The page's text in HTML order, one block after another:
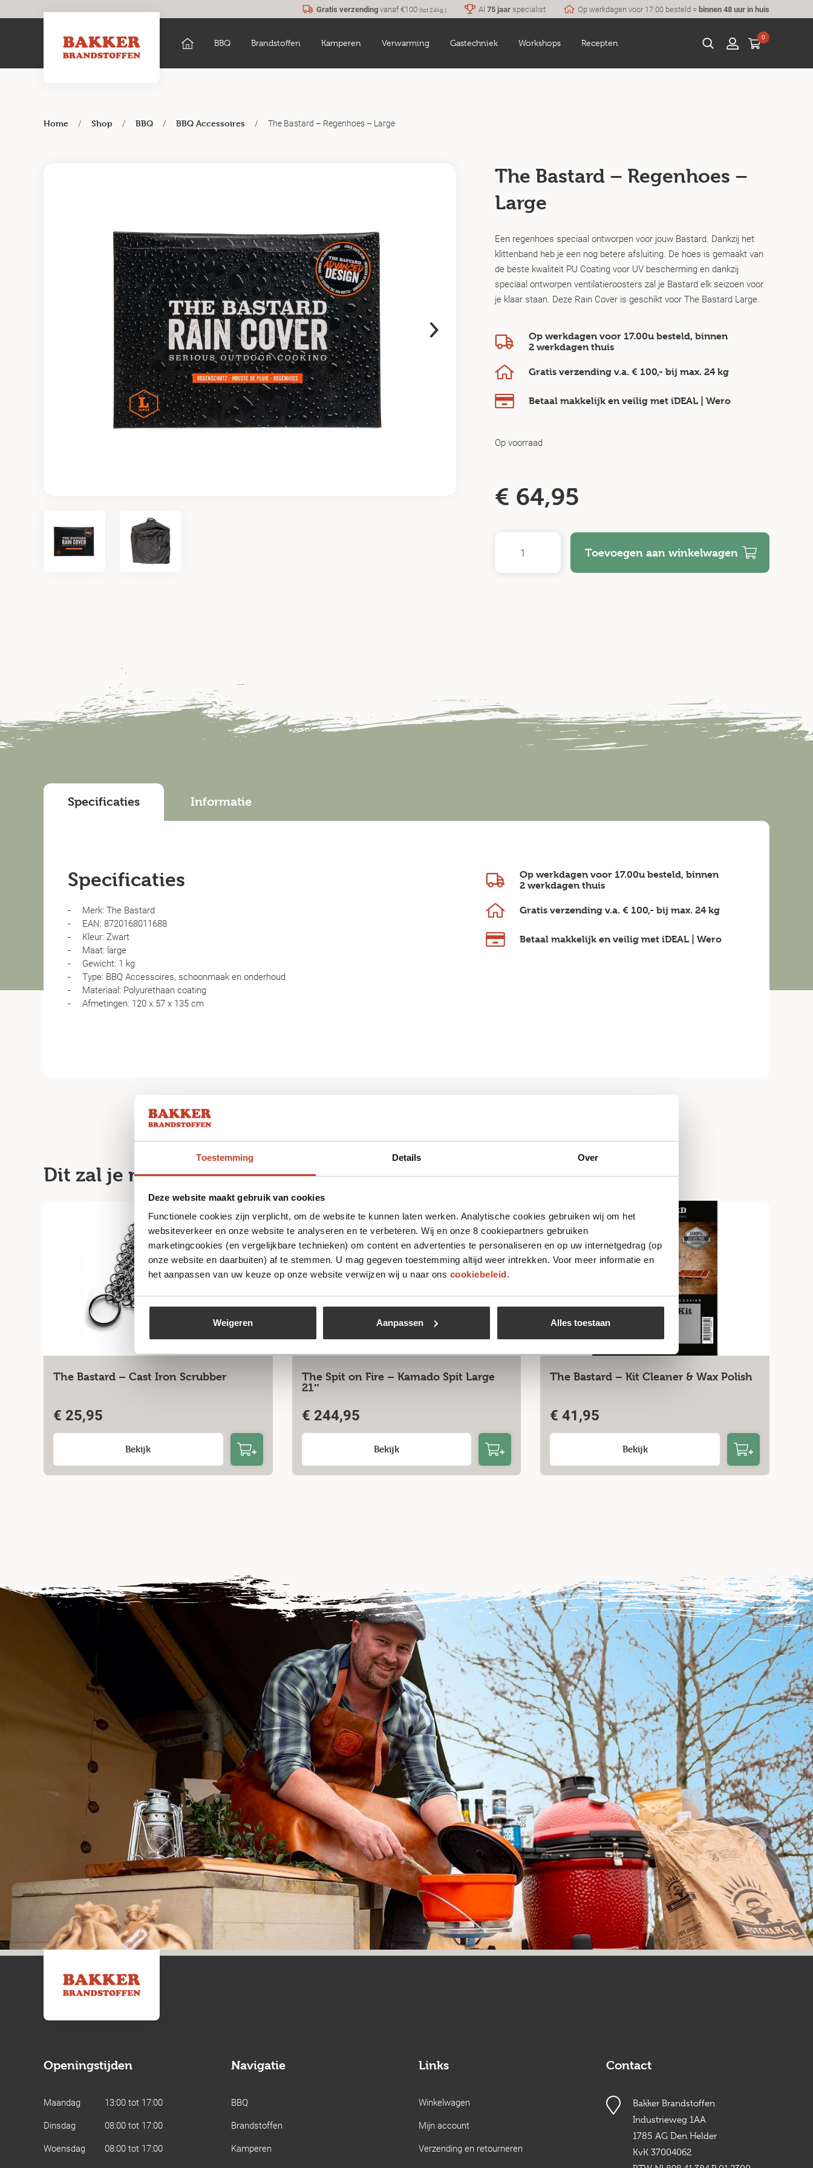
Toestemming Details Over
Deze website maakt gebruik van cookies
Functionele cookies zijn verplicht, om de website te kunnen laten werken. Analytische cookies gebruiken wij om het
websiteverkeer en onze website te analyseren en te verbeteren. Wij en onze 8 cookiepartners gebruiken
marketingcookies (en vergelijkbare technieken) om content en advertenties te personaliseren en op uw internetgedrag (op
onze website en daarbuiten) af te stemmen. U mag gegeven toestemming altijd weer intrekken. Voor meer informatie en
het aanpassen van uw keuze op onze website verwijzen wij u naar ons cookiebeleid.
Weigeren Aanpassen Alles toestaan
Gratis verzendingvanaf €100 (tot 24kg.) Al 75 jaarspecialist Op werkdagen voor 17:00 besteld =binnen 48 uur in huis
BBQ Brandstoffen Kamperen Verwarming Gastechniek Workshops Recepten
0
Home / Shop / BBQ / BBQ Accessoires / The Bastard – Regenhoes – Large
The Bastard – Regenhoes –
Large
Een regenhoes speciaal ontworpen voor jouw Bastard. Dankzij het
klittenband heb je een nog betere afsluiting. De hoes is gemaakt van
de beste kwaliteit PU Coating voor UV bescherming en dankzij
speciaal ontworpen ventilatieroosters zal je Bastard elk seizoen voor
je klaar staan. Deze Rain Cover is geschikt voor The Bastard Large.
Op werkdagen voor 17.00u besteld, binnen
2 werkdagenthuis
Gratis verzending v.a. € 100,- bij max. 24 kg
Betaal makkelijk en veilig met iDEAL | Wero
Op voorraad
€ 64,95
Toevoegen aan winkelwagen
Specificaties Informatie
Specificaties
Merk: The Bastard
EAN: 8720168011688
Kleur: Zwart
Maat: large
Gewicht: 1 kg
Type: BBQ Accessoires, schoonmaak en onderhoud
Materiaal: Polyurethaan coating
Afmetingen: 120 x 57 x 135 cm
Op werkdagen voor 17.00u besteld, binnen
2 werkdagen thuis
Gratis verzending v.a.€ 100,- bij max.24 kg
Betaal makkelijk en veiligmet iDEAL | Wero
Dit zal je misschien ook leuk vinden
The Bastard – Cast Iron Scrubber
€ 25,95
Bekijk
The Spit on Fire – Kamado Spit Large
21″
€ 244,95
Bekijk
The Bastard – Kit Cleaner & Wax Polish
€ 41,95
Bekijk
Openingstijden
Maandag
13:00 tot 17:00
Dinsdag
08:00 tot 17:00
Woensdag
08:00 tot 17:00
Navigatie
BBQ
Brandstoffen
Kamperen
Links
Winkelwagen
Mijn account
Verzending en retourneren
Contact
Bakker Brandstoffen
Industrieweg 1AA
1785 AG Den Helder
KvK 37004062